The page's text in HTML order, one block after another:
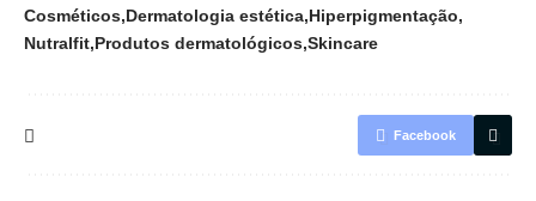
Cosméticos Dermatologia estética Hiperpigmentação
Nutralfit Produtos dermatológicos Skincare
Facebook